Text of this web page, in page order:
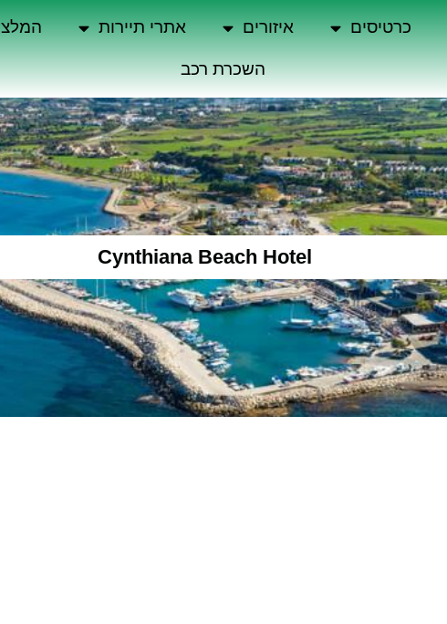
כרטיסים איזורים אתרי תיירות
השכרת רכב
Cynthiana Beach Hotel